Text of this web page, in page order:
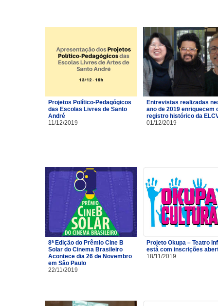
Projetos Político-Pedagógicos
das Escolas Livres de Santo
André
11/12/2019
Entrevistas realizadas
ano de 2019 enriquecem
registro histórico da
01/12/2019
8ª Edição do Prêmio Cine B
Solar do Cinema Brasileiro
Acontece dia 26 de Novembro
em São Paulo
22/11/2019
Projeto Okupa – Teatro
está com inscrições
18/11/2019